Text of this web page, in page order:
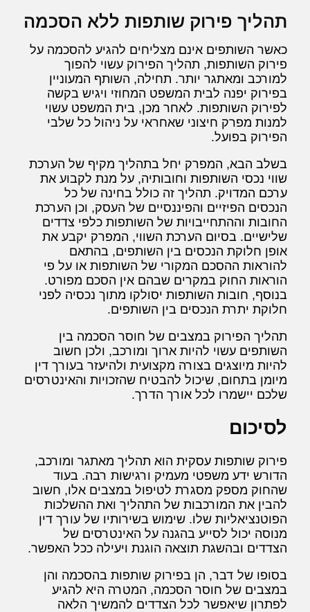
תהליך פירוק שותפות ללא הסכמה
כאשר השותפים אינם מצליחים להגיע להסכמה על
פירוק השותפות, תהליך הפירוק עשוי להפוך
למורכב ומאתגר יותר. תחילה, השותף המעוניין
בפירוק יפנה לבית המשפט המחוזי ויגיש בקשה
לפירוק השותפות. לאחר מכן, בית המשפט עשוי
למנות מפרק חיצוני שאחראי על ניהול כל שלבי
הפירוק בפועל.
בשלב הבא, המפרק יחל בתהליך מקיף של הערכת
שווי נכסי השותפות וחובותיה, על מנת לקבוע את
ערכם המדויק. תהליך זה כולל בחינה של כל
הנכסים הפיזיים והפיננסיים של העסק, וכן הערכת
החובות וההתחייבויות של השותפות כלפי צדדים
שלישיים. בסיום הערכת השווי, המפרק יקבע את
אופן חלוקת הנכסים בין השותפים, בהתאם
להוראות ההסכם המקורי של השותפות או על פי
הוראות החוק במקרים שבהם אין הסכם מפורט.
בנוסף, חובות השותפות יסולקו מתוך נכסיה לפני
חלוקת יתרת הנכסים בין השותפים.
תהליך הפירוק במצבים של חוסר הסכמה בין
השותפים עשוי להיות ארוך ומורכב, ולכן חשוב
להיות מיוצגים בצורה מקצועית ולהיעזר בעורך דין
מיומן בתחום, שיכול להבטיח שהזכויות והאינטרסים
שלכם יישמרו לכל אורך הדרך.
לסיכום
פירוק שותפות עסקית הוא תהליך מאתגר ומורכב,
הדורש ידע משפטי מעמיק ורגישות רבה. בעוד
שהחוק מספק מסגרת לטיפול במצבים אלו, חשוב
להבין את המורכבות של התהליך ואת ההשלכות
הפוטנציאליות שלו. שימוש בשירותיו של עורך דין
מנוסה יכול לסייע בהגנה על האינטרסים של
הצדדים ובהשגת תוצאה הוגנת ויעילה ככל האפשר.
בסופו של דבר, הן בפירוק שותפות בהסכמה והן
במצבים של חוסר הסכמה, המטרה היא להגיע
לפתרון שיאפשר לכל הצדדים להמשיך הלאה